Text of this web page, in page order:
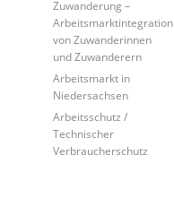
Zuwanderung –
Arbeitsmarktintegration
von Zuwanderinnen
und Zuwanderern
Arbeitsmarkt in
Niedersachsen
Arbeitsschutz /
Technischer
Verbraucherschutz